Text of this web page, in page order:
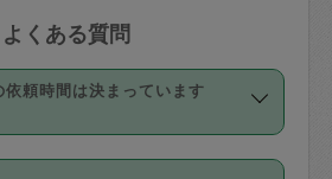
よくある質問
依頼時間は決まっています
き3時間固定です。3時間を